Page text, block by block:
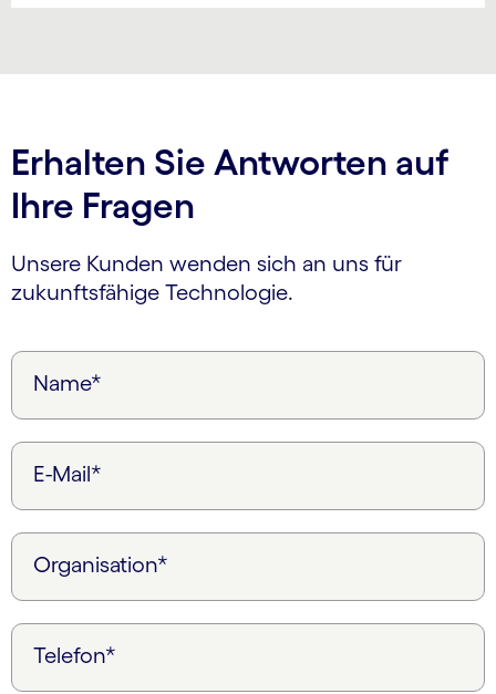
Erhalten Sie Antworten auf
Ihre Fragen
Unsere Kunden wenden sich an uns für
zukunftsfähige Technologie.
Name*
E-Mail*
Organisation*
Telefon*